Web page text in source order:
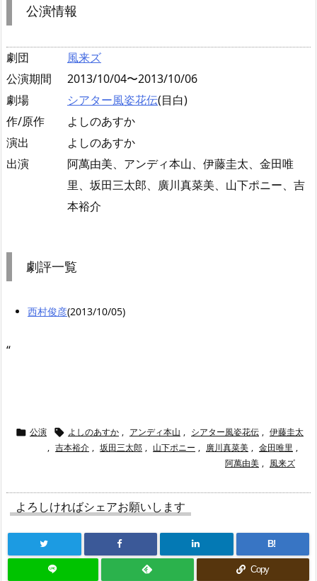
公演情報
劇団
風来ズ
公演期間
2013/10/04〜2013/10/06
劇場
シアター風姿花伝(目白)
作/原作
よしのあすか
演出
よしのあすか
出演
阿萬由美、アンディ本山、伊藤圭太、金田唯
里、坂田三太郎、廣川真菜美、山下ポニー、吉
本裕介
劇評一覧
西村俊彦(2013/10/05)
“
 公演  よしのあすか , アンディ本山 , シアター風姿花伝 , 伊藤圭太
, 吉本裕介 , 坂田三太郎 , 山下ポニー , 廣川真菜美 , 金田唯里 ,
阿萬由美 , 風来ズ
よろしければシェアお願いします
B!
Copy